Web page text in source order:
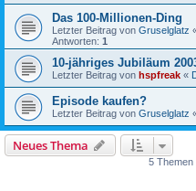
Das 100-Millionen-Ding
Letzter Beitrag von Gruselglatz
Antworten: 1
10-jähriges Jubiläum
Letzter Beitrag von hspfreak «
Episode kaufen?
Letzter Beitrag von Gruselglatz
Neues Thema
5 Themen